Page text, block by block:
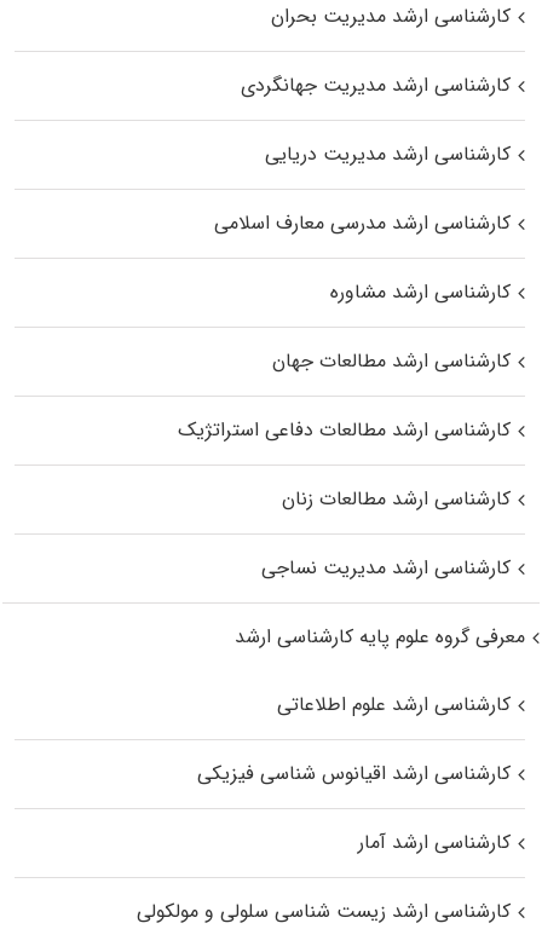
کارشناسی ارشد مدیریت بحران
کارشناسی ارشد مدیریت جهانگردی
کارشناسی ارشد مدیریت دریایی
کارشناسی ارشد مدرسی معارف اسلامی
کارشناسی ارشد مشاوره
کارشناسی ارشد مطالعات جهان
کارشناسی ارشد مطالعات دفاعی استراتژیک
کارشناسی ارشد مطالعات زنان
کارشناسی ارشد مدیریت نساجی
معرفی گروه علوم پایه کارشناسی ارشد
کارشناسی ارشد علوم اطلاعاتی
کارشناسی ارشد اقیانوس‌ شناسی فیزیکی
کارشناسی ارشد آمار
کارشناسی ارشد زیست شناسی سلولی و مولکولی